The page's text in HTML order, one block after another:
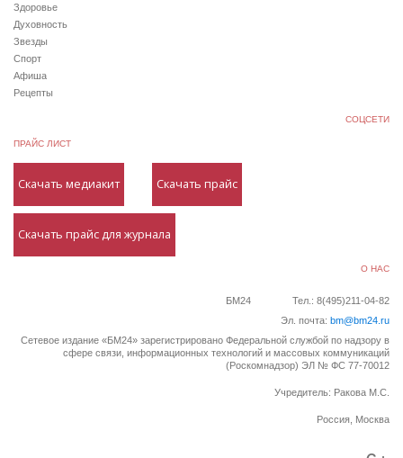
Здоровье
Духовность
Звезды
Спорт
Афиша
Рецепты
СОЦСЕТИ
ПРАЙС ЛИСТ
Скачать медиакит Скачать прайс
Скачать прайс для журнала
О НАС
БМ24
Тел.: 8(495)211-04-82
Эл. почта: bm@bm24.ru
Сетевое издание «БМ24» зарегистрировано Федеральной службой по надзору в
сфере связи, информационных технологий и массовых коммуникаций
(Роскомнадзор) ЭЛ № ФС 77-70012
Учредитель: Ракова М.С.
Россия, Москва